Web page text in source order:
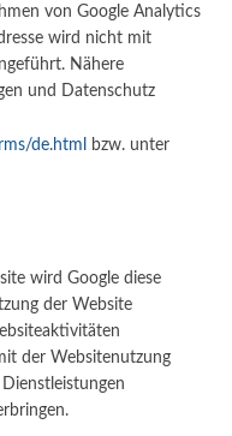
von Google Analytics
wird nicht mit
Nähere
und Datenschutz
de.html
bzw. unter
wird Google diese
der Website
der Websitenutzung